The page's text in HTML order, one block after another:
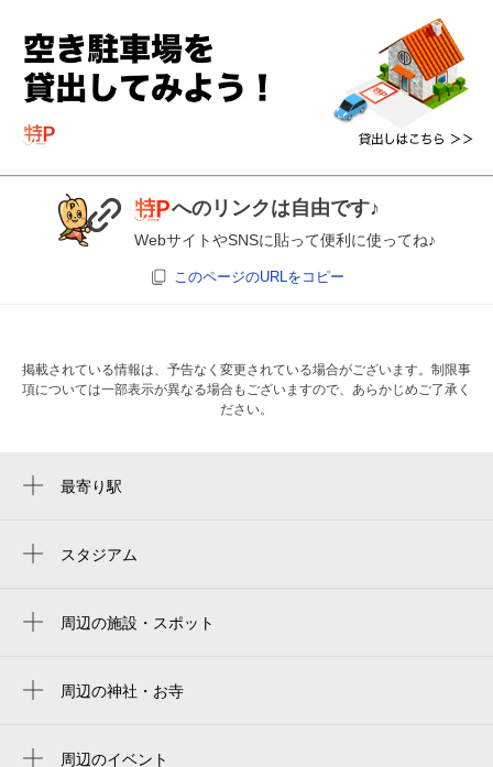
へのリンクは自由です♪
WebサイトやSNSに貼って便利に使ってね♪
このページのURLをコピー
掲載されている情報は、予告なく変更されている場合がございます。制限事
項については一部表示が異なる場合もございますので、あらかじめご了承く
ださい。
最寄り駅
浅香山駅
綾ノ町駅
神明町駅
我孫子道駅
スタジアム
ヨドコウ桜スタジアム
yanmar hanasaka stadium
周辺の施設・スポット
コーナン堺高須店
周辺の神社・お寺
周辺のイベント